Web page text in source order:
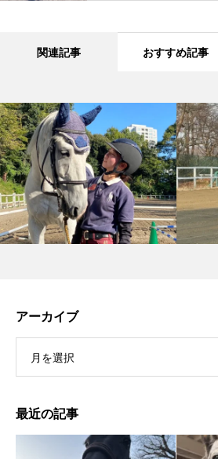
関連記事 おすすめ記事
アーカイブ
月を選択
最近の記事